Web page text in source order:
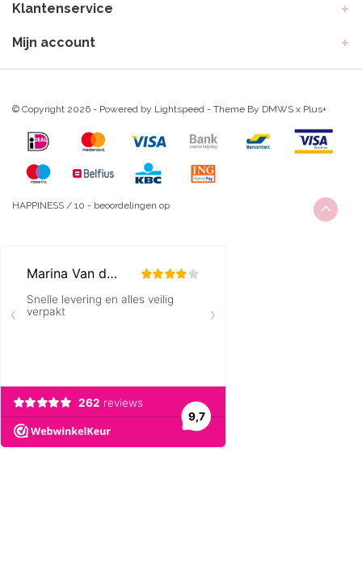
Klantenservice
Mijn account
© Copyright 2026 - Powered by Lightspeed - Theme By DMWS x Plus+
HAPPINESS / 10 - beoordelingen op